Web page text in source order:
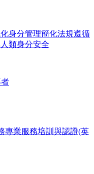
身分管理簡化法規遵循
類身分安全
專業服務培訓與認證(英